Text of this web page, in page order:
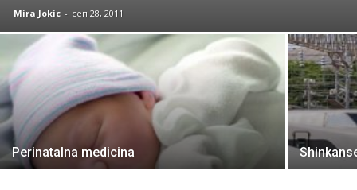
Mira Jokic - сеп 28, 2011
Perinatalna medicina